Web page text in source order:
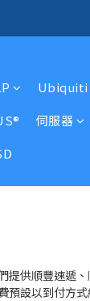
Ubiquiti
伺服器
提供順豐速遞
預設以到付方